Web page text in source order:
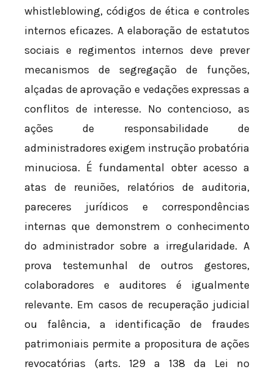
whistleblowing, códigos de ética e controles
internos eficazes. A elaboração de estatutos
sociais e regimentos internos deve prever
mecanismos de segregação de funções,
alçadas de aprovação e vedações expressas a
conflitos de interesse. No contencioso, as
ações de responsabilidade de
administradores exigem instrução probatória
minuciosa. É fundamental obter acesso a
atas de reuniões, relatórios de auditoria,
pareceres jurídicos e correspondências
internas que demonstrem o conhecimento
do administrador sobre a irregularidade. A
prova testemunhal de outros gestores,
colaboradores e auditores é igualmente
relevante. Em casos de recuperação judicial
ou falência, a identificação de fraudes
patrimoniais permite a propositura de ações
revocatórias (arts. 129 a 138 da Lei nº